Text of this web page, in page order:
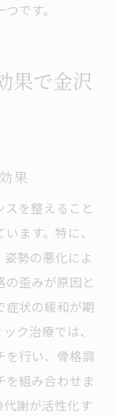
です。
果で金沢
果
を整えること
ます。特に、
勢の悪化によ
歪みが原因と
症状の緩和が期
ク治療では、
を行い、骨格調
組み合わせま
謝が活性化す